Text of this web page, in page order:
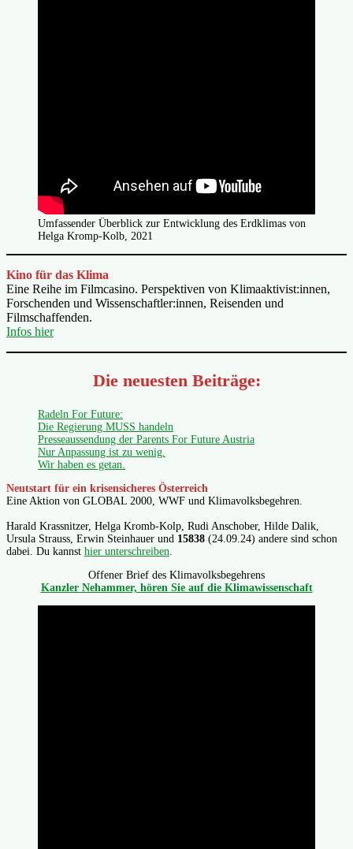
Umfassender Überblick zur Entwicklung des Erdklimas von
Helga Kromp-Kolb, 2021
Kino für das Klima
Eine Reihe im Filmcasino. Perspektiven von Klimaaktivist:innen,
Forschenden und Wissenschaftler:innen, Reisenden und
Filmschaffenden.
Infos hier
Die neuesten Beiträge:
Radeln For Future:
Die Regierung MUSS handeln
Presseaussendung der Parents For Future Austria
Nur Anpassung ist zu wenig.
Wir haben es getan.
Neutstart für ein krisensicheres Österreich
Eine Aktion von GLOBAL 2000, WWF und Klimavolksbegehren.
Harald Krassnitzer, Helga Kromb-Kolp, Rudi Anschober, Hilde Dalik,
Ursula Strauss, Erwin Steinhauer und 15838 (24.09.24) andere sind schon
dabei. Du kannst hier unterschreiben
Offener Brief des Klimavolksbegehrens
Kanzler Nehammer, hören Sie auf die Klimawissenschaft